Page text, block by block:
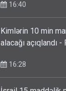
16:40
Kimlərin 10 min
alacağı açıqlandı
16:28